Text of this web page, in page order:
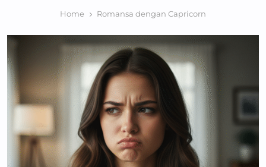
Home Romansa dengan Capricorn